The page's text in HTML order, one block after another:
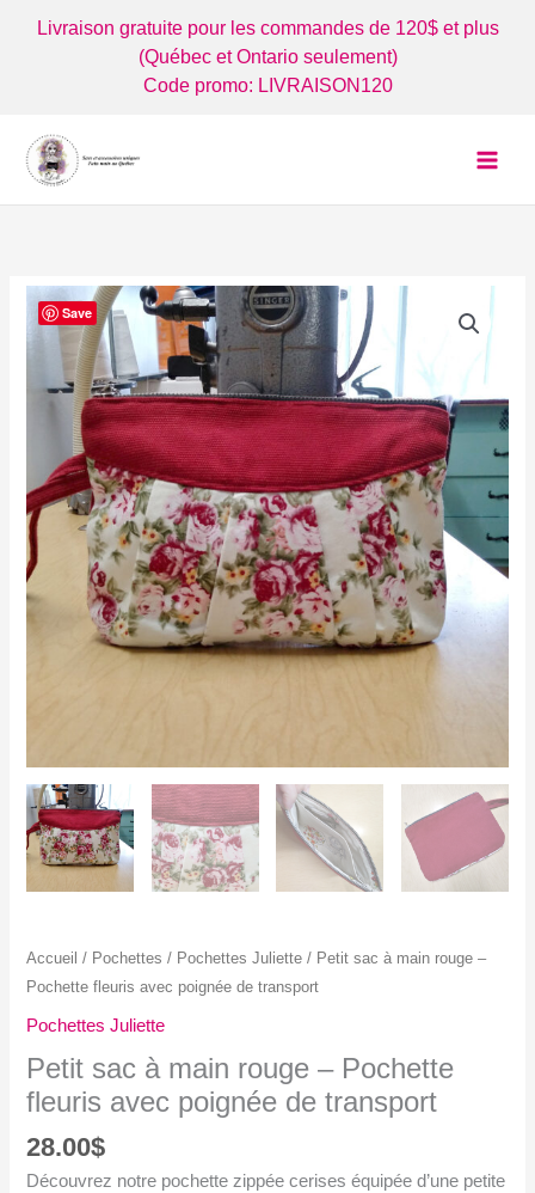
Livraison gratuite pour les commandes de 120$ et plus
(Québec et Ontario seulement)
Code promo: LIVRAISON120
Save
Accueil / Pochettes / Pochettes Juliette / Petit sac à main rouge –
Pochette fleuris avec poignée de transport
Pochettes Juliette
Petit sac à main rouge – Pochette
fleuris avec poignée de transport
28.00$
Découvrez notre pochette zippée cerises équipée d’une petite